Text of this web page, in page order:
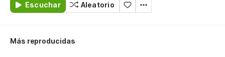
Escuchar Aleatorio
Más reproducidas